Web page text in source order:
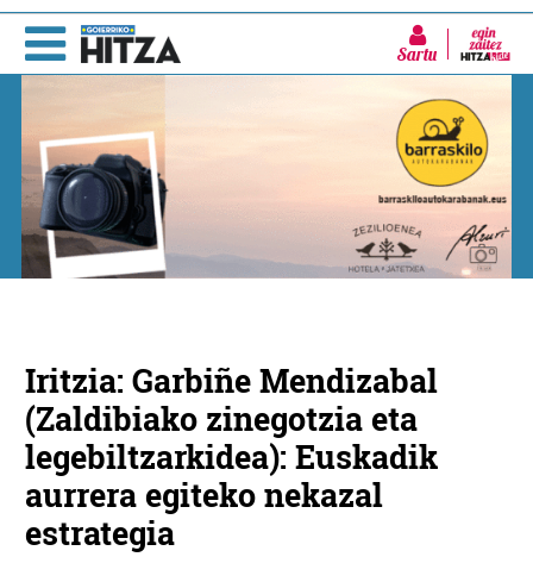
Sartu
Iritzia: Garbiñe Mendizabal
(Zaldibiako zinegotzia eta
legebiltzarkidea): Euskadik
aurrera egiteko nekazal
estrategia